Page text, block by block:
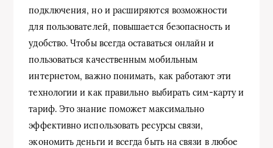
подключения, но и расширяются возможности
для пользователей, повышается безопасность и
удобство. Чтобы всегда оставаться онлайн и
пользоваться качественным мобильным
интернетом, важно понимать, как работают эти
технологии и как правильно выбирать сим-карту и
тариф. Это знание поможет максимально
эффективно использовать ресурсы связи,
экономить деньги и всегда быть на связи в любое